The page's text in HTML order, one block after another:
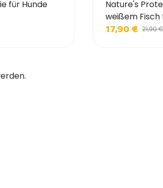
für Hunde
Nature's
weißem Fisch
17,90 € 21,90 €